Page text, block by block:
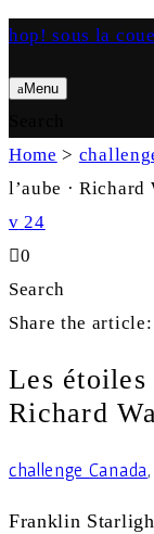
hop! sous la
Menu
Home >
l’aube · Richard
24
0
Search
Share the article:
Les étoiles
Richard
challenge Canada
Franklin